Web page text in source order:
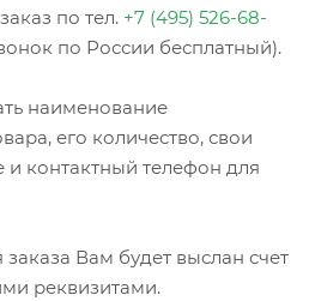
по тел. +7 (495) 526-68-
по России бесплатный).
наименование
его количество, свои
контактный телефон для
Вам будет выслан счет
реквизитами.